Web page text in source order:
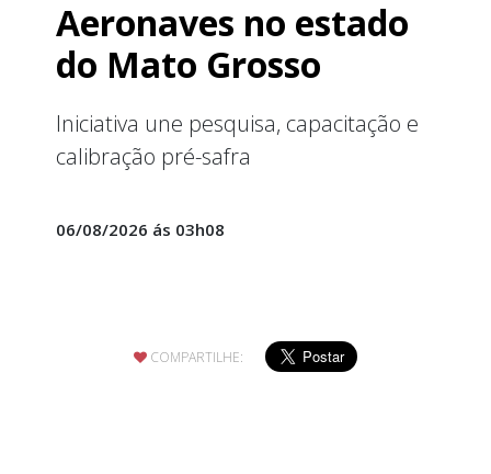
Aeronaves no estado
do Mato Grosso
Iniciativa une pesquisa, capacitação e
calibração pré-safra
06/08/2026 ás 03h08
COMPARTILHE: